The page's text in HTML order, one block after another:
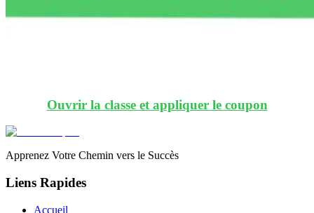
Ouvrir la classe et appliquer le coupon
Apprenez Votre Chemin vers le Succès
Liens Rapides
Accueil